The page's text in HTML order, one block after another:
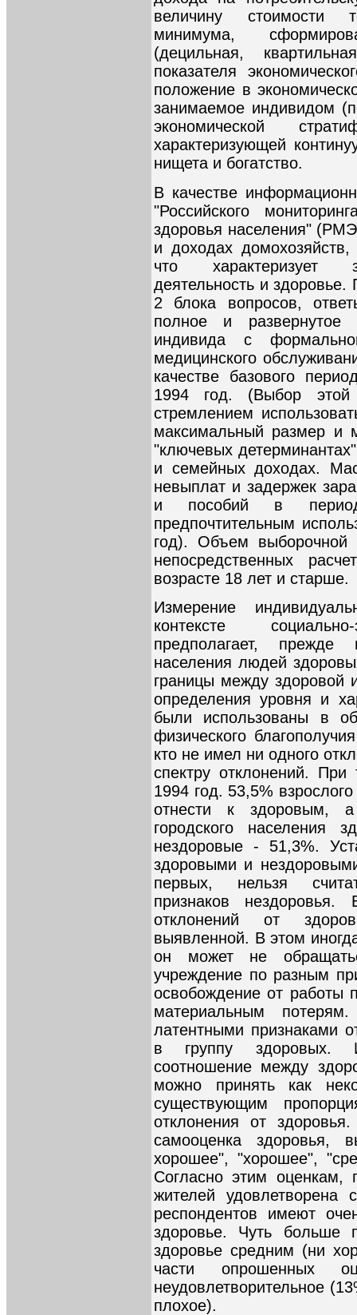
величину стоимости
минимума,
(децильная,
показателя
положение в
занимаемое индивидом
экономической
характеризующей
нищета и богатство.
В качестве
"Российского
здоровья населения"
и доходах
что характеризует
деятельность и
2 блока вопросов,
полное и развернутое
индивида с
медицинского
качестве базового
1994 год. (Выбор этой
стремлением
максимальный размер и
"ключевых
и семейных доходах.
невыплат и задержек
и пособий в
предпочтительным
год). Объем выборочной
непосредственных
возрасте 18 лет и старше.
Измерение
контексте
предполагает,
населения людей
границы между здоровой
определения уровня и
были использованы в
физического
кто не имел ни одного
спектру отклонений.
1994 год. 53,5%
отнести к здоровым,
городского населения
нездоровые - 51,3%.
здоровыми и
первых, нельзя
признаков нездоровья.
отклонений от
выявленной. В этом
он может не
учреждение по разным
освобождение от работы
материальным
латентными признаками
в группу здоровых.
соотношение между
можно принять как
существующим
отклонения от
самооценка здоровья,
хорошее", "хорошее",
Согласно этим оценкам,
жителей удовлетворена
респондентов имеют
здоровье. Чуть больше
здоровье средним (ни
части опрошенных
неудовлетворительное
плохое).